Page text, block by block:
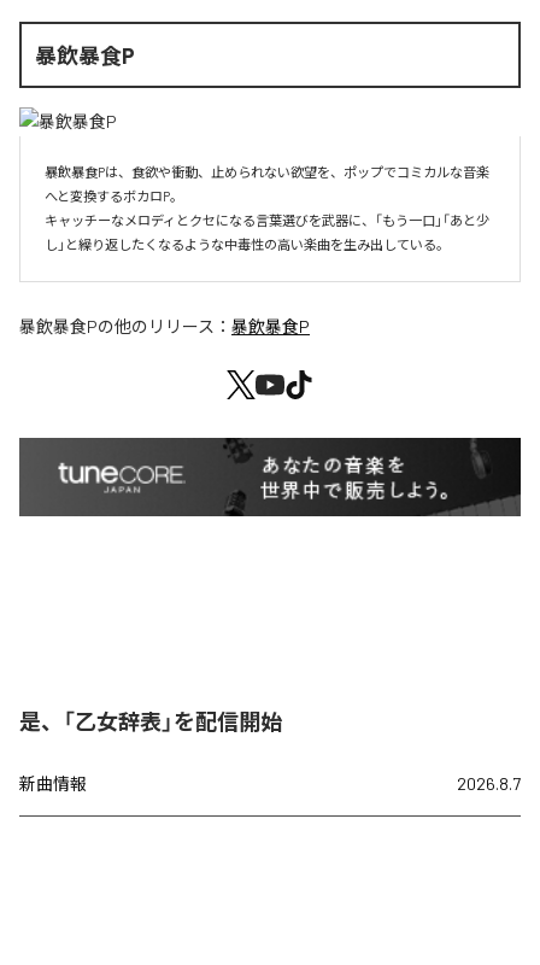
暴飲暴食P
暴飲暴食Pは、食欲や衝動、止められない欲望を、ポップでコミカルな音楽
へと変換するボカロP。
キャッチーなメロディとクセになる言葉選びを武器に、「もう一口」「あと少
し」と繰り返したくなるような中毒性の高い楽曲を生み出している。
暴飲暴食Pの他のリリース： 暴飲暴食P
是、「乙女辞表」を配信開始
新曲情報 2026.8.7